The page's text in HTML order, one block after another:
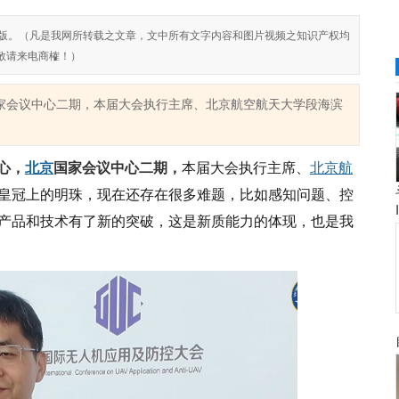
（凡是我网所转载之文章，文中所有文字内容和图片视频之知识产权均
来电商榷！）
议中心二期，本届大会执行主席、北京航空航天大学段海滨
， 北京国家会议中心二期 ， 本届大会执行主席、 北京航
冠上的明珠，现在还存在很多难题，比如感知问题、控
品和技术有了新的突破，这是新质能力的体现，也是我